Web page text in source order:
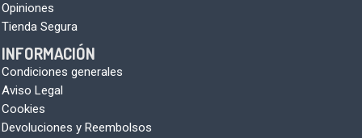
Opiniones
Tienda Segura
INFORMACIÓN
Condiciones generales
Aviso Legal
Cookies
Devoluciones y Reembolsos